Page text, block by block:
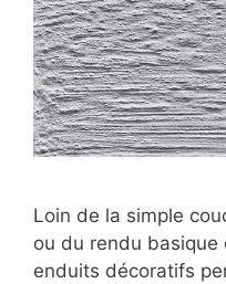
Loin de la simple
ou du rendu basique
enduits décoratifs